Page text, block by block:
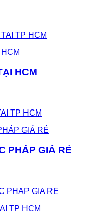
TP HCM
HCM
TP HCM
PHÁP GIÁ RẺ
PHAP GIA RE